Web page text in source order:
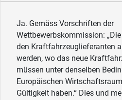
Ja. Gemäss Vorschriften der
Wettbewerbskommission:
den Kraftfahrzeuglieferanten
werden, wo das neue
müssen unter denselben
Europäischen
Gültigkeit haben.“ Dies und